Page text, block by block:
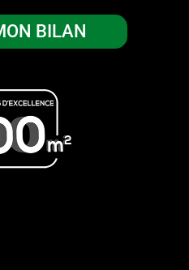
BILAN